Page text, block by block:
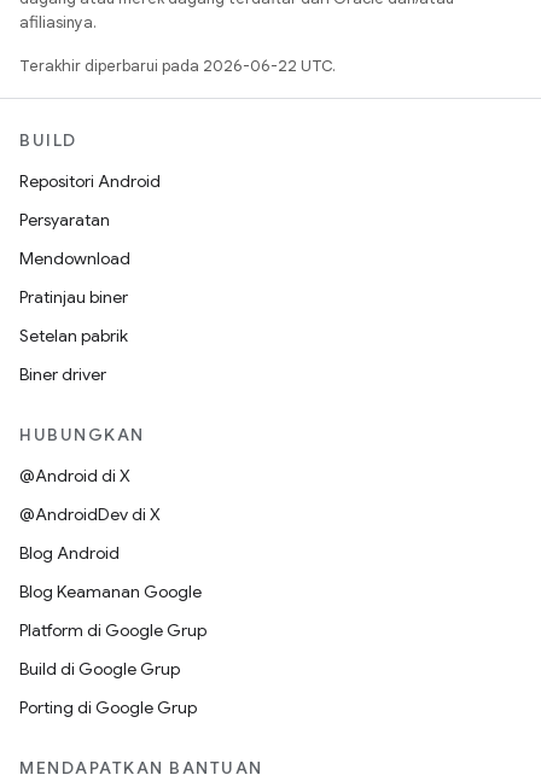
afiliasinya.
Terakhir diperbarui pada 2026-06-22 UTC.
BUILD
Repositori Android
Persyaratan
Mendownload
Pratinjau biner
Setelan pabrik
Biner driver
HUBUNGKAN
@Android di X
@AndroidDev di X
Blog Android
Blog Keamanan Google
Platform di Google Grup
Build di Google Grup
Porting di Google Grup
MENDAPATKAN BANTUAN